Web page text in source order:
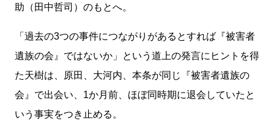
助（田中哲司）のもとへ。
「過去の3つの事件につながりがあるとすれば『被害者
遺族の会』ではないか」という道上の発言にヒントを得
た天樹は、原田、大河内、本条が同じ『被害者遺族の
会』で出会い、1か月前、ほぼ同時期に退会していたと
いう事実をつき止める。